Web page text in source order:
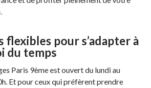
flexibles pour s’adapter à
du temps
Paris 9ème est ouvert du lundi au
Et pour ceux qui préfèrent prendre